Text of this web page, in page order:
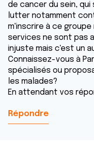
de cancer du sein,
lutter notamment
m'inscrire à ce
services ne sont pas
injuste mais c'est un
Connaissez-vous à
spécialisés ou
les malades?
En attendant vos
Répondre